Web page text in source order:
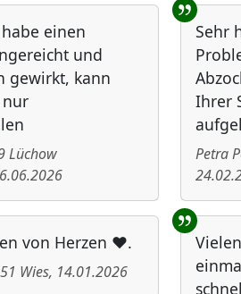
Rückmeldungen
einen
und
gewirkt, kann
nur
Lüchow
Sehr
Ihrer
Petra
von Herzen ❤️.
Wies, 14.01.2026